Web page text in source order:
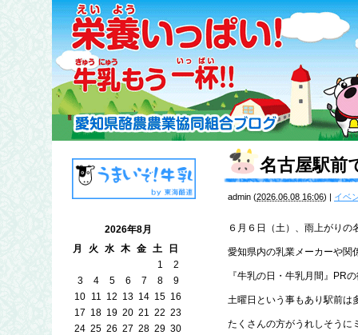
名古屋駅前
admin (2026.06.08 16:06) | イベ
６月６日（土）、雨上がりの
愛知県内の乳業メーカーや関
『牛乳の日・牛乳月間』PR
土曜日という事もあり駅前は
たくさんの方がうれしそうに
2026年8月
月
火 水 木 金 土
日
1
2
3
4 5 6 7 8
9
10 11 12 13 14 15 16
17 18 19 20 21 22 23
24 25 26 27 28 29 30